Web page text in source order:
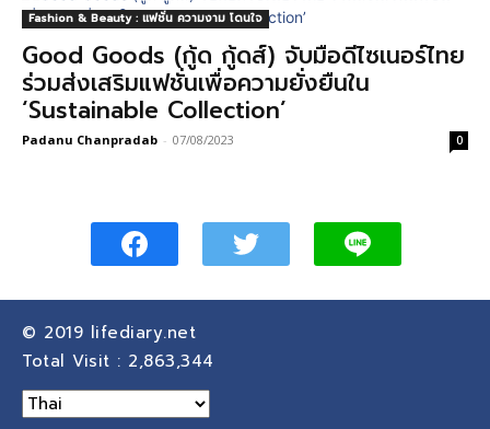
Fashion & Beauty : แฟชั่น ความงาม โดนใจ
Good Goods (กู้ด กู้ดส์) จับมือดีไซเนอร์ไทย
ร่วมส่งเสริมแฟชั่นเพื่อความยั่งยืนใน
‘Sustainable Collection’
Padanu Chanpradab - 07/08/2023 0
© 2019 lifediary.net
Total Visit : 2,863,344